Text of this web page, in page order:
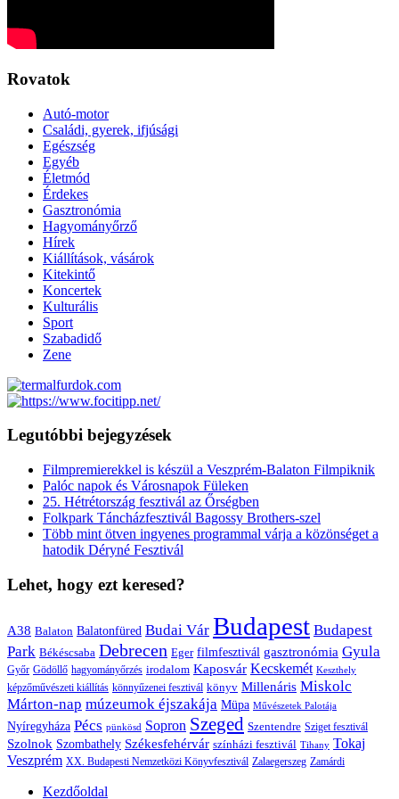
Rovatok
Autó-motor
Családi, gyerek, ifjúsági
Egészség
Egyéb
Életmód
Érdekes
Gasztronómia
Hagyományőrző
Hírek
Kiállítások, vásárok
Kitekintő
Koncertek
Kulturális
Sport
Szabadidő
Zene
Legutóbbi bejegyzések
Filmpremierekkel is készül a Veszprém-Balaton Filmpiknik
Palóc napok és Városnapok Füleken
25. Hétrétország fesztivál az Őrségben
Folkpark Táncházfesztivál Bagossy Brothers-szel
Több mint ötven ingyenes programmal várja a közönséget a
hatodik Déryné Fesztivál
Lehet, hogy ezt keresed?
A38 Balaton Balatonfüred Budai Vár Budapest Budapest
Park Békéscsaba Debrecen Eger filmfesztivál gasztronómia Gyula
Győr Gödöllő hagyományőrzés irodalom Kaposvár Kecskemét Keszthely
képzőművészeti kiállítás könnyűzenei fesztivál könyv Millenáris Miskolc
Márton-nap múzeumok éjszakája Müpa Művészetek Palotája
Nyíregyháza Pécs pünkösd Sopron Szeged Szentendre Sziget fesztivál
Szolnok Szombathely Székesfehérvár színházi fesztivál Tihany Tokaj
Veszprém XX. Budapesti Nemzetközi Könyvfesztivál Zalaegerszeg Zamárdi
Kezdőoldal